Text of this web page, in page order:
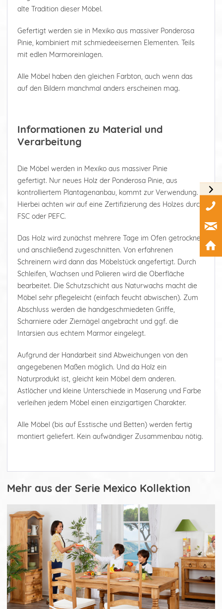
alte Tradition dieser Möbel.
Gefertigt werden sie in Mexiko aus massiver Ponderosa
Pinie, kombiniert mit schmiedeeisernen Elementen. Teils
mit edlen Marmoreinlagen.
Alle Möbel haben den gleichen Farbton, auch wenn das
auf den Bildern manchmal anders erscheinen mag.
Informationen zu Material und
Verarbeitung
Die Möbel werden in Mexiko aus massiver Pinie
gefertigt. Nur neues Holz der Ponderosa Pinie, aus
kontrolliertem Plantagenanbau, kommt zur Verwendung.
Hierbei achten wir auf eine Zertifizierung des Holzes durch
FSC oder PEFC.
Das Holz wird zunächst mehrere Tage im Ofen getrocknet
und anschließend zugeschnitten. Von erfahrenen
Schreinern wird dann das Möbelstück angefertigt. Durch
Schleifen, Wachsen und Polieren wird die Oberfläche
bearbeitet. Die Schutzschicht aus Naturwachs macht die
Möbel sehr pflegeleicht (einfach feucht abwischen). Zum
Abschluss werden die handgeschmiedeten Griffe,
Scharniere oder Ziernägel angebracht und ggf. die
Intarsien aus echtem Marmor eingelegt.
Aufgrund der Handarbeit sind Abweichungen von den
angegebenen Maßen möglich. Und da Holz ein
Naturprodukt ist, gleicht kein Möbel dem anderen.
Astlöcher und kleine Unterschiede in Maserung und Farbe
verleihen jedem Möbel einen einzigartigen Charakter.
Alle Möbel (bis auf Esstische und Betten) werden fertig
montiert geliefert. Kein aufwändiger Zusammenbau nötig.
Mehr aus der Serie Mexico Kollektion